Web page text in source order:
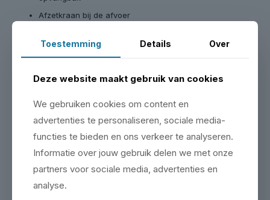
Afzetkraan bij de afvoer
Afneembaar vak voor kleine onderdelen
ADVIES NODIG?
Onze monteurs helpen je
Bel, mail of stuur een WhatsApp. We kennen elke
hefbrug die we verkopen van binnen en buiten.
Toestemming Details Over
Deze website maakt gebruik van cookies
We gebruiken cookies om content en
advertenties te personaliseren, sociale media-
functies te bieden en ons verkeer te analyseren.
Informatie over jouw gebruik delen we met onze
partners voor sociale media, advertenties en
analyse.